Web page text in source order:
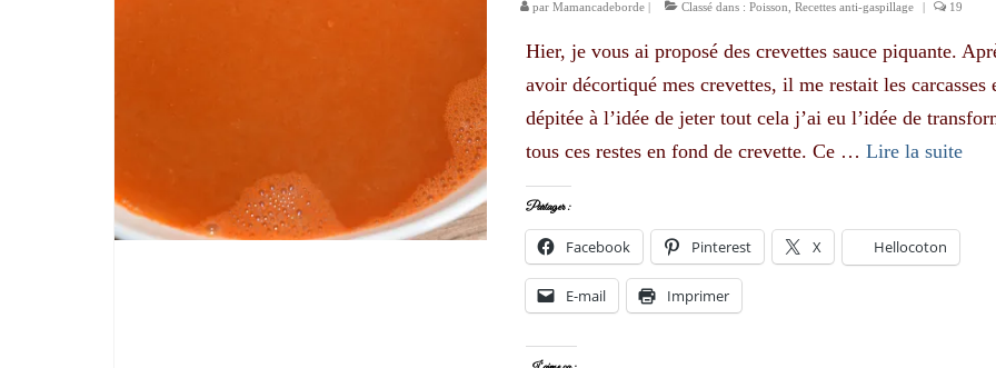
par Mamancadeborde| Classé dans : Poisson Recettes anti-gaspillage 19
Hier, je vous ai proposé des crevettes sauce piquante.
avoir décortiqué mes crevettes, il me restait les carcasses
dépitée à l’idée de jeter tout cela j’ai eu l’idée de
tous ces restes en fond de crevette. Ce … Lire la suite­­
Partager :
Facebook Pinterest X Hellocoton
E-mail Imprimer